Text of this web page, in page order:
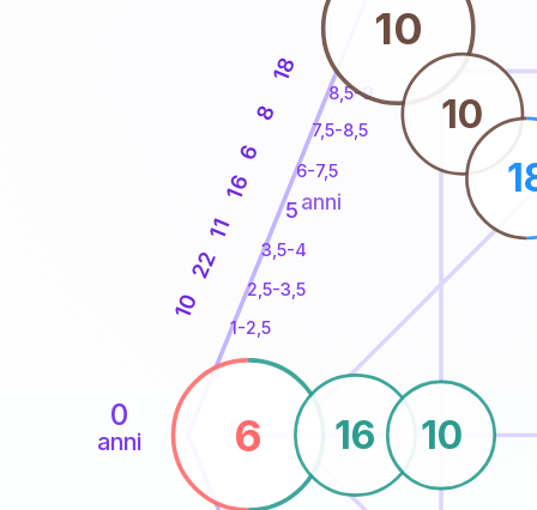
0
anni
1-2,5
2,5-3,5
3,5-4
6-7,5
7,5-8,5
8,5-9
10
22
11
16
6
8
18
6
10
16 10
10
5anni